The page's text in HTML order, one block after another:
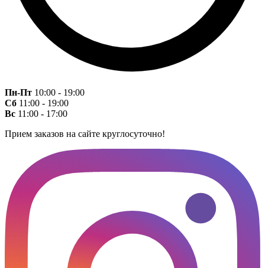
Пн-Пт 10:00 - 19:00
Сб 11:00 - 19:00
Вс 11:00 - 17:00
Прием заказов на сайте круглосуточно!